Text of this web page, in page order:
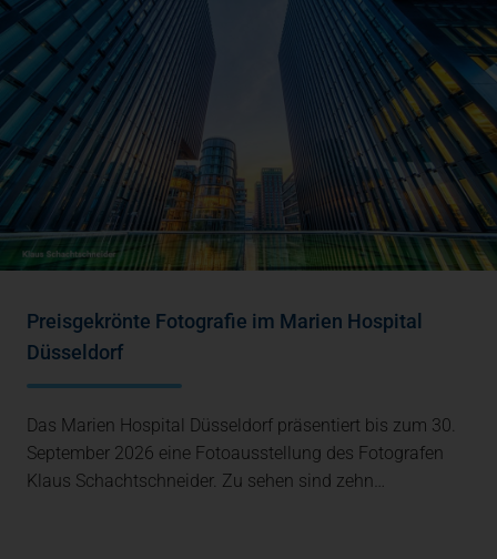
Preisgekrönte Fotografie im Marien Hospital
Düsseldorf
Das Marien Hospital Düsseldorf präsentiert bis zum 30.
September 2026 eine Fotoausstellung des Fotografen
Klaus Schachtschneider. Zu sehen sind zehn…